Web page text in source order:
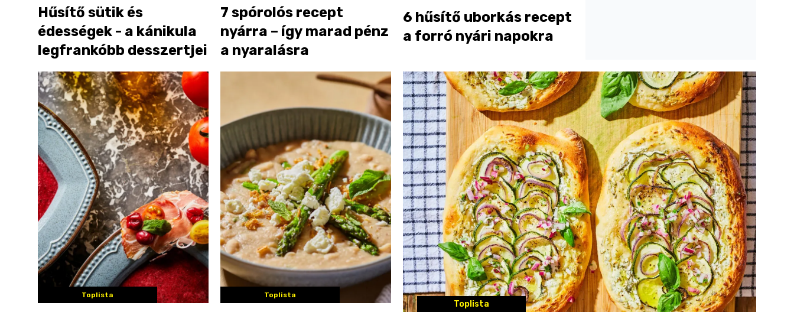
Hűsítő sütik és
édességek - a kánikula
legfrankóbb desszertjei
7 spórolós recept
nyárra – így marad pénz
a nyaralásra
6 hűsítő uborkás recept
a forró nyári napokra
Toplista Toplista
Toplista